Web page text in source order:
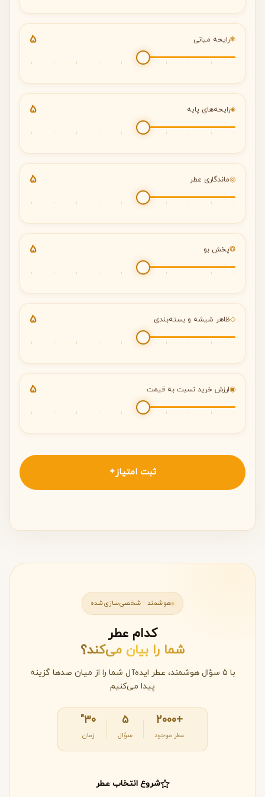
❋رایحه میانی 5
◈رایحه‌های پایه 5
◎ماندگاری عطر 5
❂پخش بو 5
◇ظاهر شیشه و بسته‌بندی 5
◉ارزش خرید نسبت به قیمت 5
ثبت امتیاز✦
کدام عطر
شما را بیان می‌کند؟
با ۵ سؤال هوشمند، عطر ایده‌آل شما را از میان صدها گزینه
پیدا می‌کنیم
+2000
عطر موجود
۵
سؤال
۳۰"
زمان